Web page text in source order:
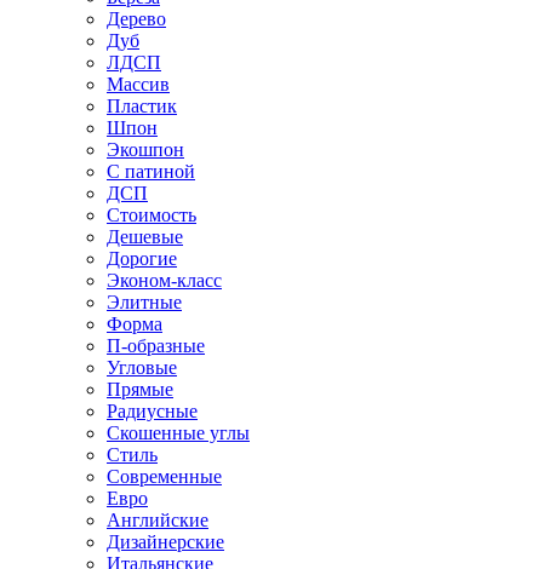
Дерево
Дуб
ЛДСП
Массив
Пластик
Шпон
Экошпон
С патиной
ДСП
Стоимость
Дешевые
Дорогие
Эконом-класс
Элитные
Форма
П-образные
Угловые
Прямые
Радиусные
Скошенные углы
Стиль
Современные
Евро
Английские
Дизайнерские
Итальянские